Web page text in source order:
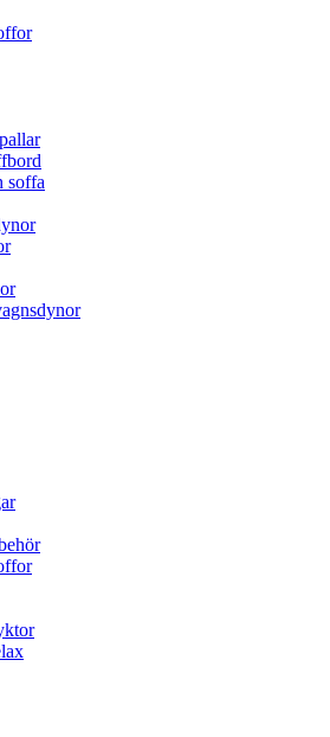
soffa